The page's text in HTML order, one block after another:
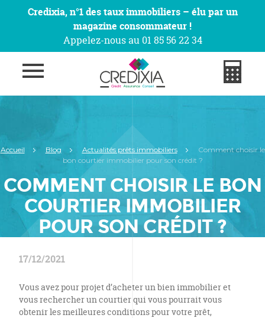
Credixia, n°1 des taux immobiliers – élu par un
magazine consommateur !
Appelez-nous au 01 85 56 22 34
Accueil Blog Actualités prêts immobiliers
Comment choisir le
bon courtier immobilier pour son crédit ?
COMMENT CHOISIR LE BON
COURTIER IMMOBILIER
POUR SON CRÉDIT ?
17/12/2021
Vous avez pour projet d’acheter un bien immobilier et
vous rechercher un courtier qui vous pourrait vous
obtenir les meilleures conditions pour votre prêt,